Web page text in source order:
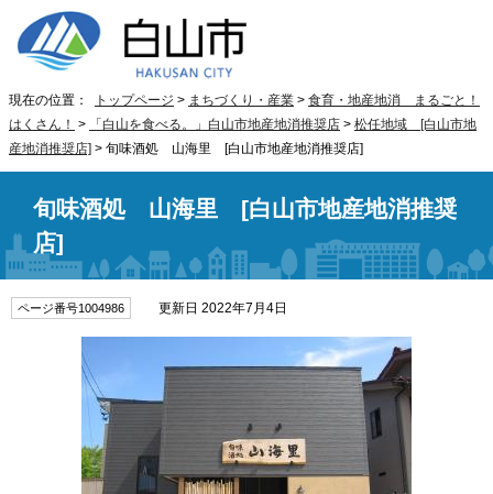
現在の位置： トップページ > まちづくり・産業 > 食育・地産地消 まるごと！
はくさん！ > 「白山を食べる。」白山市地産地消推奨店 > 松任地域 [白山市地
産地消推奨店] > 旬味酒処 山海里 [白山市地産地消推奨店]
旬味酒処 山海里 [白山市地産地消推奨
店]
ページ番号1004986 更新日 2022年7月4日